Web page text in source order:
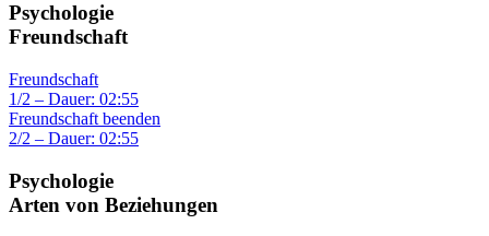
Psychologie
Freundschaft
Freundschaft
1/2 – Dauer: 02:55
Freundschaft beenden
2/2 – Dauer: 02:55
Psychologie
Arten von Beziehungen